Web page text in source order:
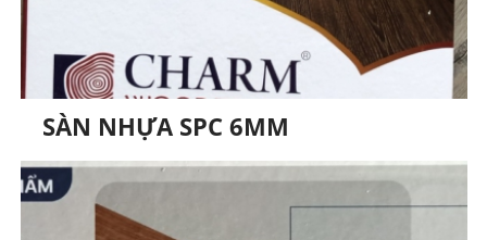
SÀN NHỰA SPC 6MM